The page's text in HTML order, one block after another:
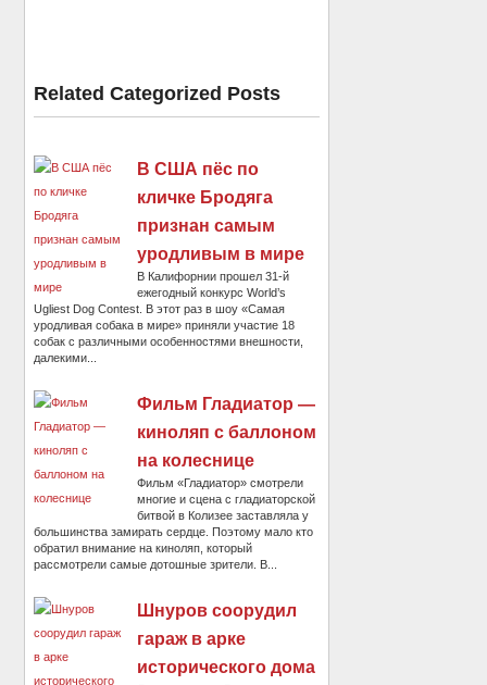
Related Categorized Posts
В США пёс по
кличке Бродяга
признан самым
уродливым в мире
В Калифорнии прошел 31-й
ежегодный конкурс World’s
Ugliest Dog Contest. В этот раз в шоу «Самая
уродливая собака в мире» приняли участие 18
собак с различными особенностями внешности,
далекими...
Фильм Гладиатор —
киноляп с баллоном
на колеснице
Фильм «Гладиатор» смотрели
многие и сцена с гладиаторской
битвой в Колизее заставляла у
большинства замирать сердце. Поэтому мало кто
обратил внимание на киноляп, который
рассмотрели самые дотошные зрители. В...
Шнуров соорудил
гараж в арке
исторического дома